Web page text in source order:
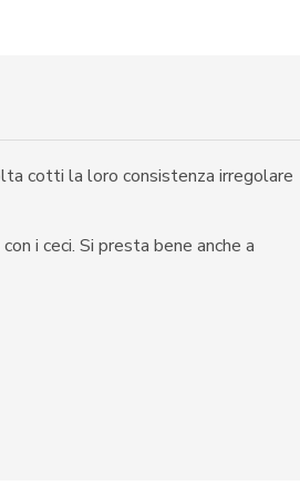
cotti la loro consistenza irregolare
i ceci. Si presta bene anche a